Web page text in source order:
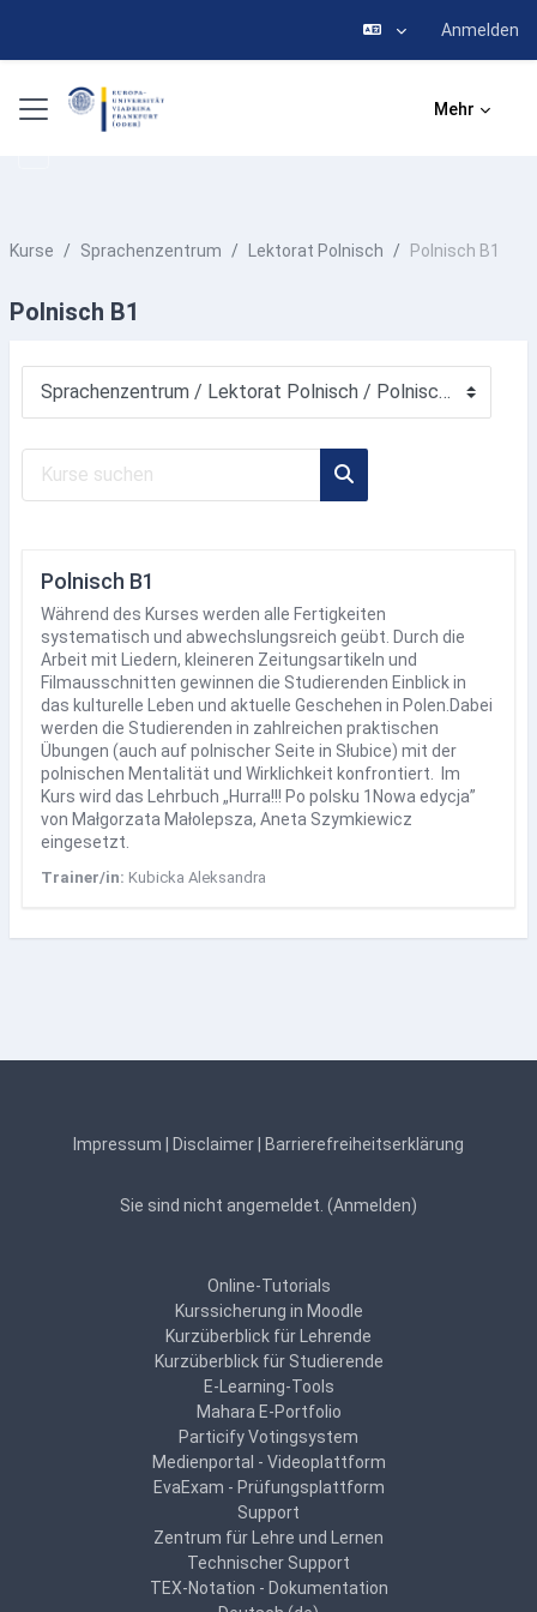
Anmelden
Website-Übersicht Mehr
Kurse Sprachenzentrum Lektorat Polnisch Polnisch B1
Polnisch B1
Kursbereiche
Kurse suchen
Polnisch B1
Während des Kurses werden alle Fertigkeiten
systematisch und abwechslungsreich geübt. Durch die
Arbeit mit Liedern, kleineren Zeitungsartikeln und
Filmausschnitten gewinnen die Studierenden Einblick in
das kulturelle Leben und aktuelle Geschehen in Polen.Dabei
werden die Studierenden in zahlreichen praktischen
Übungen (auch auf polnischer Seite in Słubice) mit der
polnischen Mentalität und Wirklichkeit konfrontiert. Im
Kurs wird das Lehrbuch „Hurra!!! Po polsku 1Nowa edycja”
von Małgorzata Małolepsza, Aneta Szymkiewicz
eingesetzt.
Trainer/in: Kubicka Aleksandra
Impressum Disclaimer Barrierefreiheitserklärung
Sie sind nicht angemeldet. (Anmelden)
Online-Tutorials
Kurssicherung in Moodle
Kurzüberblick für Lehrende
Kurzüberblick für Studierende
E-Learning-Tools
Mahara E-Portfolio
Particify Votingsystem
Medienportal - Videoplattform
EvaExam - Prüfungsplattform
Support
Zentrum für Lehre und Lernen
Technischer Support
TEX-Notation - Dokumentation